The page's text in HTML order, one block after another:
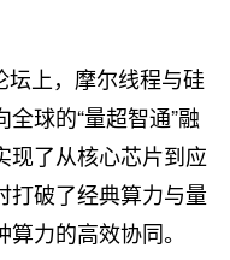
上，摩尔线程与硅
球的“量超智通”融
现了从核心芯片到应
打破了经典算力与量
力的高效协同。